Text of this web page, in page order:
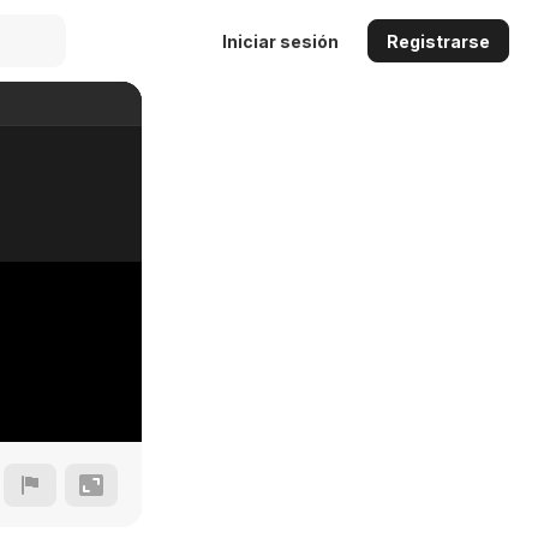
Iniciar sesión Registrarse